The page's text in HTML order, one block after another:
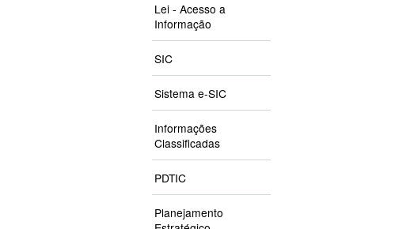
Lei - Acesso a
Informação
SIC
Sistema e-SIC
Informações
Classificadas
PDTIC
Planejamento